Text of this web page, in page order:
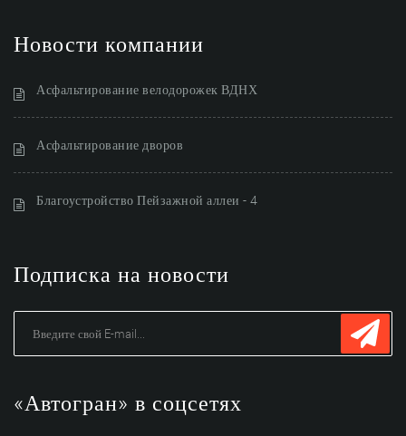
Новости компании
Асфальтирование велодорожек ВДНХ
Асфальтирование дворов
Благоустройство Пейзажной аллеи - 4
Подписка на новости
«Автогран» в соцсетях